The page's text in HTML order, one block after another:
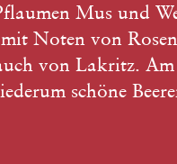
Mus und
Noten von
von Lakritz.
schöne